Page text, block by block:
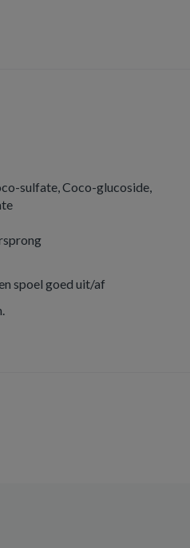
sulfate, Coco-glucoside,
spoel goed uit/af